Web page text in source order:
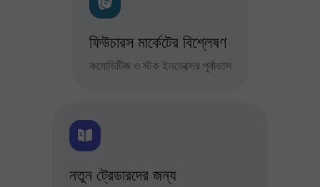
ফিউচারস মার্কেটের বিশ্লেষণ
কমোডিটিজ ও স্টক ইনডেক্সের পূর্বাভাস
নতুন ট্রেডারদের জন্য